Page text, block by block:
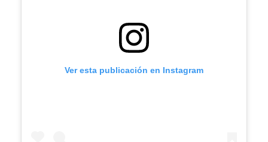
Ver esta publicación en Instagram